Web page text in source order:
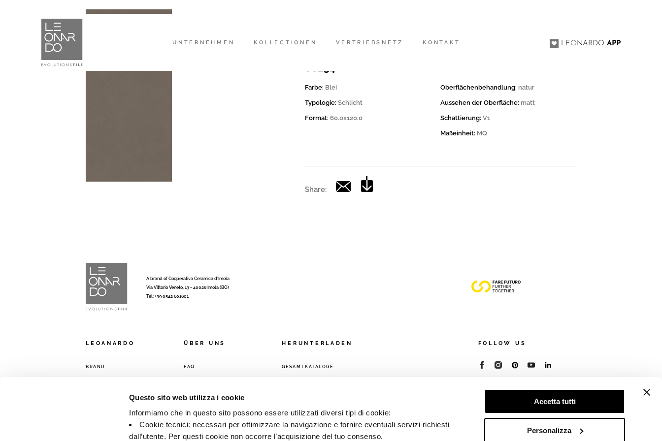
Questo sito web utilizza i cookie
Informiamo che in questo sito possono essere utilizzati diversi tipi di cookie:
Cookie tecnici: necessari per ottimizzare la navigazione e fornire eventuali servizi richiesti
dall’utente. Per questi cookie non occorre l’acquisizione del tuo consenso.
Accetta tutti
Personalizza
UNTERNEHMEN KOLLECTIONEN VERTRIEBSNETZ KONTAKT LEONARDOAPP
00234
Farbe: Blei
Typologie: Schlicht
Format: 60.0x120.0
Oberflächenbehandlung: natur
Aussehen der Oberfläche: matt
Schattierung: V1
Maßeinheit: MQ
Share:
A brand of Cooperativa Ceramica d’Imola
Via Vittorio Veneto, 13 - 40026 Imola (BO)
Tel: +39 0542 601601
LEOANARDO
BRAND
ÜBER UNS
FAQ
HERUNTERLADEN
GESAMTKATALOGE
FOLLOW US
© 2026 - Cooperativa Ceramica d’Imola
R.E.A. BO 5545